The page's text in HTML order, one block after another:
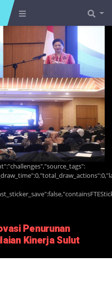
Penurunan
Kinerja Sulut